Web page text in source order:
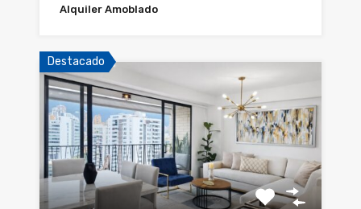
Alquiler Amoblado
Destacado